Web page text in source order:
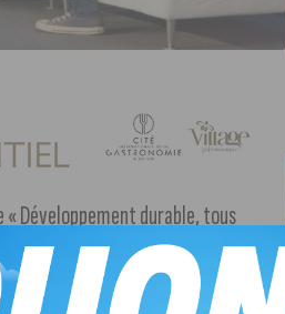
Développement durable, tous
préoccupations. Les jeunes